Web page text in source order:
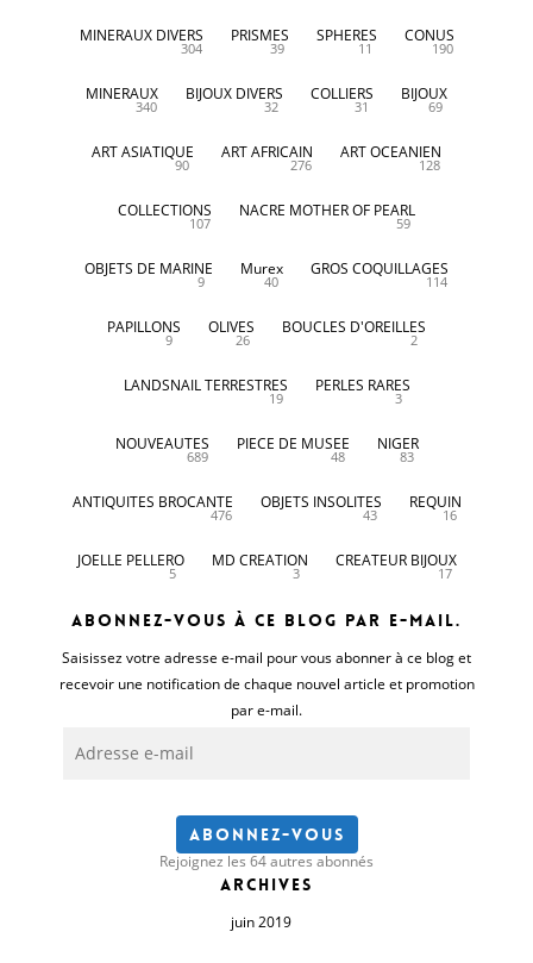
MINERAUX DIVERS
304
PRISMES
39
SPHERES
11
CONUS
190
MINERAUX
340
BIJOUX DIVERS
32
COLLIERS
31
BIJOUX
69
ART ASIATIQUE
90
ART AFRICAIN
276
ART OCEANIEN
128
COLLECTIONS
107
NACRE MOTHER OF PEARL
59
OBJETS DE MARINE
9
Murex
40
GROS COQUILLAGES
114
PAPILLONS
9
OLIVES
26
BOUCLES D'OREILLES
2
LANDSNAIL TERRESTRES
19
PERLES RARES
3
NOUVEAUTES
689
PIECE DE MUSEE
48
NIGER
83
ANTIQUITES BROCANTE
476
OBJETS INSOLITES
43
REQUIN
16
JOELLE PELLERO
5
MD CREATION
3
CREATEUR BIJOUX
17
Abonnez-vous à ce blog par e-mail.
Saisissez votre adresse e-mail pour vous abonner à ce blog et
recevoir une notification de chaque nouvel article et promotion
par e-mail.
e-
Abonnez-vous
Rejoignez les 64 autres abonnés
Archives
juin 2019